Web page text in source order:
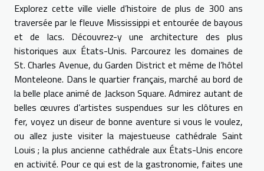
Explorez cette ville vielle d’histoire de plus de 300 ans
traversée par le fleuve Mississippi et entourée de bayous
et de lacs. Découvrez-y une architecture des plus
historiques aux États-Unis. Parcourez les domaines de
St. Charles Avenue, du Garden District et même de l’hôtel
Monteleone. Dans le quartier français, marché au bord de
la belle place animé de Jackson Square. Admirez autant de
belles œuvres d’artistes suspendues sur les clôtures en
fer, voyez un diseur de bonne aventure si vous le voulez,
ou allez juste visiter la majestueuse cathédrale Saint
Louis ; la plus ancienne cathédrale aux États-Unis encore
en activité. Pour ce qui est de la gastronomie, faites une